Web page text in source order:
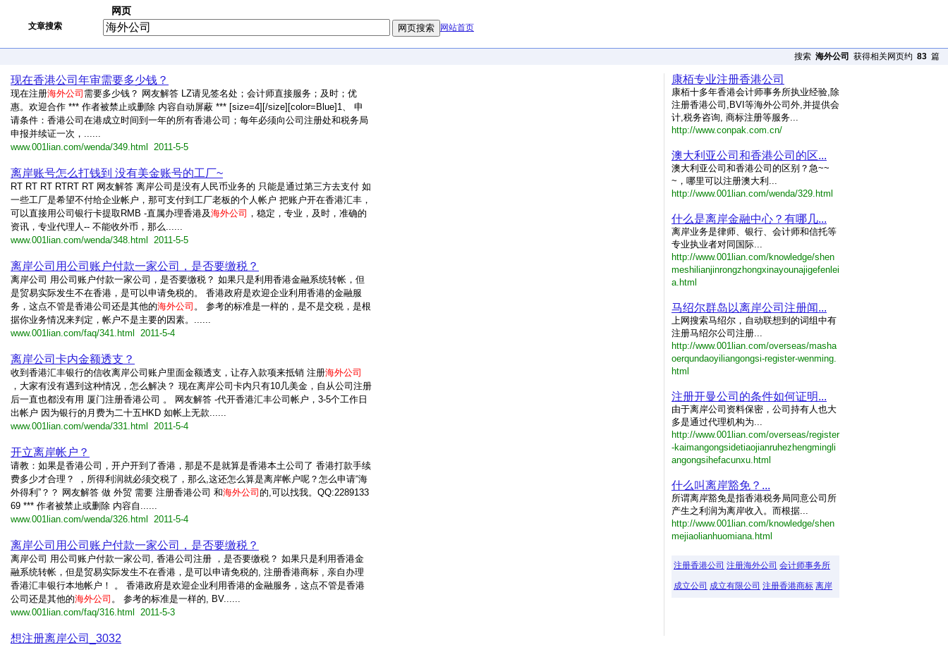
文章搜索
网页
网站首页
搜索 海外公司 获得相关网页约 83 篇
康栢专业注册香港公司
康栢十多年香港会计师事务所执业经验,除
注册香港公司,BVI等海外公司外,并提供会
计,税务咨询, 商标注册等服务...
http://www.conpak.com.cn/
澳大利亚公司和香港公司的区...
澳大利亚公司和香港公司的区别？急~~
~，哪里可以注册澳大利...
http://www.001lian.com/wenda/329.html
什么是离岸金融中心？有哪几...
离岸业务是律师、银行、会计师和信托等
专业执业者对同国际...
http://www.001lian.com/knowledge/shen
meshilianjinrongzhongxinayounajigefenlei
a.html
马绍尔群岛以离岸公司注册闻...
上网搜索马绍尔，自动联想到的词组中有
注册马绍尔公司注册...
http://www.001lian.com/overseas/masha
oerqundaoyiliangongsi-register-wenming.
html
注册开曼公司的条件如何证明...
由于离岸公司资料保密，公司持有人也大
多是通过代理机构为...
http://www.001lian.com/overseas/register
-kaimangongsidetiaojianruhezhengmingli
angongsihefacunxu.html
什么叫离岸豁免？...
所谓离岸豁免是指香港税务局同意公司所
产生之利润为离岸收入。而根据...
http://www.001lian.com/knowledge/shen
mejiaolianhuomiana.html
注册香港公司 注册海外公司 会计师事务所
成立公司 成立有限公司 注册香港商标 离岸
现在香港公司年审需要多少钱？
现在注册海外公司 需要多少钱？ 网友解答 LZ请见签名处；会计师直接服务；及时；优
惠。欢迎合作 *** 作者被禁止或删除 内容自动屏蔽 *** [size=4][/size][color=Blue]1、 申
请条件：香港公司在港成立时间到一年的所有香港公司；每年必须向公司注册处和税务局
申报并续证一次，......
www.001lian.com/wenda/349.html 2011-5-5
离岸账号怎么打钱到 没有美金账号的工厂~
RT RT RT RTRT RT 网友解答 离岸公司是没有人民币业务的 只能是通过第三方去支付 如
一些工厂是希望不付给企业帐户，那可支付到工厂老板的个人帐户 把账户开在香港汇丰，
可以直接用公司银行卡提取RMB -直属办理香港及海外公司 ，稳定，专业，及时，准确的
资讯，专业代理人-- 不能收外币，那么......
www.001lian.com/wenda/348.html 2011-5-5
离岸公司用公司账户付款一家公司，是否要缴税？
离岸公司 用公司账户付款一家公司，是否要缴税？ 如果只是利用香港金融系统转帐，但
是贸易实际发生不在香港，是可以申请免税的。 香港政府是欢迎企业利用香港的金融服
务，这点不管是香港公司还是其他的海外公司 。 参考的标准是一样的，是不是交税，是根
据你业务情况来判定，帐户不是主要的因素。......
www.001lian.com/faq/341.html 2011-5-4
离岸公司卡内金额透支？
收到香港汇丰银行的信收离岸公司账户里面金额透支，让存入款项来抵销 注册海外公司
，大家有没有遇到这种情况，怎么解决？ 现在离岸公司卡内只有10几美金，自从公司注册
后一直也都没有用 厦门注册香港公司 。 网友解答 -代开香港汇丰公司帐户，3-5个工作日
出帐户 因为银行的月费为二十五HKD 如帐上无款......
www.001lian.com/wenda/331.html 2011-5-4
开立离岸帐户？
请教：如果是香港公司，开户开到了香港，那是不是就算是香港本土公司了 香港打款手续
费多少才合理？ ，所得利润就必须交税了，那么,这还怎么算是离岸帐户呢？怎么申请“海
外得利”？？ 网友解答 做 外贸 需要 注册香港公司 和海外公司 的,可以找我。QQ:2289133
69 *** 作者被禁止或删除 内容自......
www.001lian.com/wenda/326.html 2011-5-4
离岸公司用公司账户付款一家公司，是否要缴税？
离岸公司 用公司账户付款一家公司, 香港公司注册 ，是否要缴税？ 如果只是利用香港金
融系统转帐，但是贸易实际发生不在香港，是可以申请免税的, 注册香港商标 , 亲自办理
香港汇丰银行本地帐户！ 。 香港政府是欢迎企业利用香港的金融服务，这点不管是香港
公司还是其他的海外公司 。 参考的标准是一样的, BV......
www.001lian.com/faq/316.html 2011-5-3
想注册离岸公司_3032